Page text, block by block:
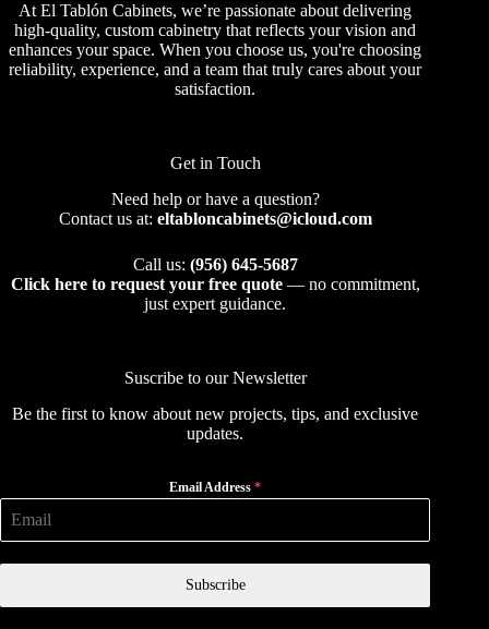
At El Tablón Cabinets, we’re passionate about delivering
high-quality, custom cabinetry that reflects your vision and
enhances your space. When you choose us, you're choosing
reliability, experience, and a team that truly cares about your
satisfaction.
Get in Touch
Need help or have a question?
Contact us at: eltabloncabinets@icloud.com
Call us: (956) 645-5687
Click here to request your free quote— no commitment,
just expert guidance.
Suscribe to our Newsletter
Be the first to know about new projects, tips, and exclusive
updates.
Email Address*
Subscribe